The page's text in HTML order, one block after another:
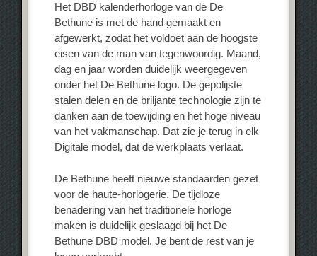
Het DBD kalenderhorloge van de De
Bethune is met de hand gemaakt en
afgewerkt, zodat het voldoet aan de hoogste
eisen van de man van tegenwoordig. Maand,
dag en jaar worden duidelijk weergegeven
onder het De Bethune logo. De gepolijste
stalen delen en de briljante technologie zijn te
danken aan de toewijding en het hoge niveau
van het vakmanschap. Dat zie je terug in elk
Digitale model, dat de werkplaats verlaat.
De Bethune heeft nieuwe standaarden gezet
voor de haute-horlogerie. De tijdloze
benadering van het traditionele horloge
maken is duidelijk geslaagd bij het De
Bethune DBD model. Je bent de rest van je